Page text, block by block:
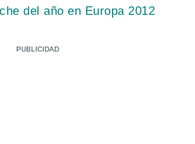
del año en Europa 2012